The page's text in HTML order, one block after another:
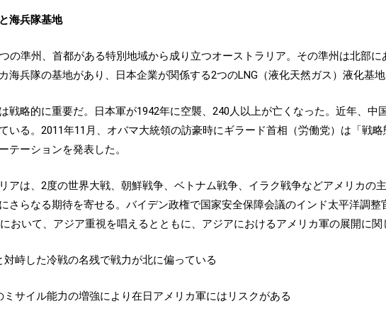
海兵隊基地
の準州、首都がある特別地域から成り立つオーストラリア。その準州は北部
海兵隊の基地があり、日本企業が関係する2つのLNG（液化天然ガス）液化基地
戦略的に重要だ。日本軍が1942年に空襲、240人以上が亡くなった。近年、
いる。2011年11月、オバマ大統領の訪豪時にギラード首相（労働党）は「戦
テーションを発表した。
アは、2度の世界大戦、朝鮮戦争、ベトナム戦争、イラク戦争などアメリカの
さらなる期待を寄せる。バイデン政権で国家安全保障会議のインド太平洋調整
において、アジア重視を唱えるとともに、アジアにおけるアメリカ軍の展開に関
対峙した冷戦の名残で戦力が北に偏っている
ミサイル能力の増強により在日アメリカ軍にはリスクがある